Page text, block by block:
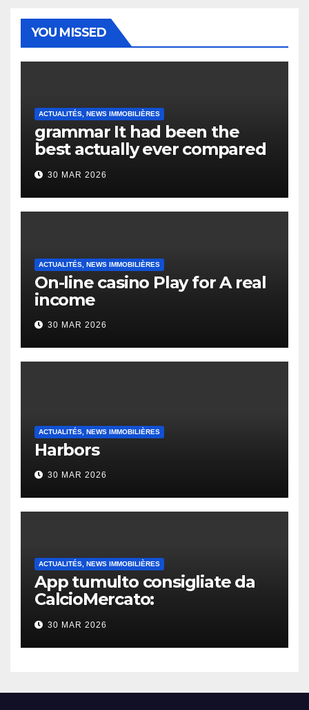
YOU MISSED
ACTUALITÉS, NEWS IMMOBILIÈRES
grammar It had been the
best actually ever compared
to it’s the top actually?
English Vocabulary Learners
Heap Change
30 MAR 2026
ACTUALITÉS, NEWS IMMOBILIÈRES
On-line casino Play for A real
income
30 MAR 2026
ACTUALITÉS, NEWS IMMOBILIÈRES
Harbors
30 MAR 2026
ACTUALITÉS, NEWS IMMOBILIÈRES
App tumulto consigliate da
CalcioMercato:
considerazione di gennaio
2026
30 MAR 2026